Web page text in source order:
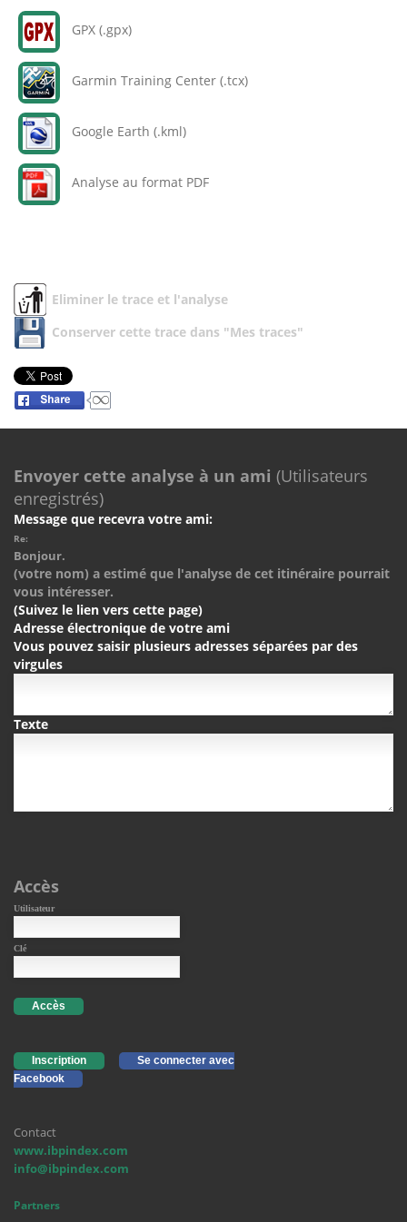
GPX (.gpx)
Garmin Training Center (.tcx)
Google Earth (.kml)
Analyse au format PDF
Eliminer le trace et l'analyse
Conserver cette trace dans "Mes traces"
Envoyer cette analyse à un ami (Utilisateurs
enregistrés)
Message que recevra votre ami:
Re:
Bonjour.
(votre nom) a estimé que l'analyse de cet itinéraire pourrait
vous intéresser.
(Suivez le lien vers cette page)
Adresse électronique de votre ami
Vous pouvez saisir plusieurs adresses séparées par des
virgules
Texte
Accès
Utilisateur
Clé
Accès
Inscription
Se connecter avec
Facebook
Contact
www.ibpindex.com
info@ibpindex.com
Partners